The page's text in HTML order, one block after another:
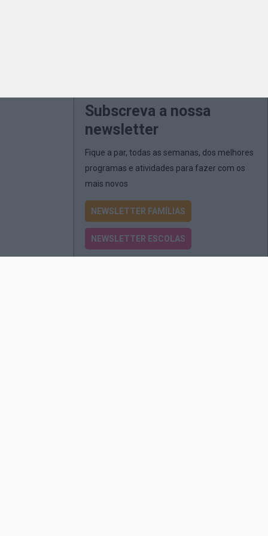
Subscreva a nossa
newsletter
Fique a par, todas as semanas, dos melhores
programas e atividades para fazer com os
mais novos
NEWSLETTER FAMÍLIAS
NEWSLETTER ESCOLAS